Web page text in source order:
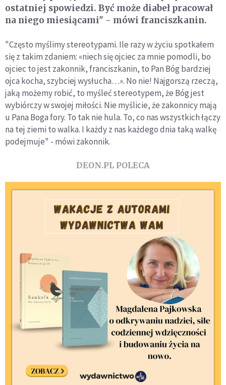
ostatniej spowiedzi. Być może diabeł pracował
na niego miesiącami" - mówi franciszkanin.
"Często myślimy stereotypami. Ile razy w życiu spotkałem
się z takim zdaniem: «niech się ojciec za mnie pomodli, bo
ojciec to jest zakonnik, franciszkanin, to Pan Bóg bardziej
ojca kocha, szybciej wysłucha…». No nie! Najgorszą rzeczą,
jaką możemy robić, to myśleć stereotypem, że Bóg jest
wybiórczy w swojej miłości. Nie myślicie, że zakonnicy mają
u Pana Boga fory. To tak nie hula. To, co nas wszystkich łączy
na tej ziemi to walka. I każdy z nas każdego dnia taką walkę
podejmuje" - mówi zakonnik.
DEON.PL POLECA